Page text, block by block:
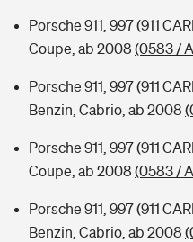
Porsche 911, 997 (911
Coupe, ab 2008 (0583 /
Porsche 911, 997 (911
Benzin, Cabrio, ab 2008
Porsche 911, 997 (911
Coupe, ab 2008 (0583 /
Porsche 911, 997 (911
Benzin, Cabrio, ab 2008